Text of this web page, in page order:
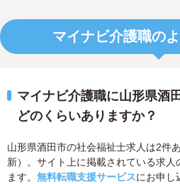
マイナビ介護職の
マイナビ介護職に山形県酒
どのくらいありますか？
山形県酒田市の社会福祉士求人は2件
新）。サイト上に掲載されている求
ます。 無料転職支援サービスにお申し